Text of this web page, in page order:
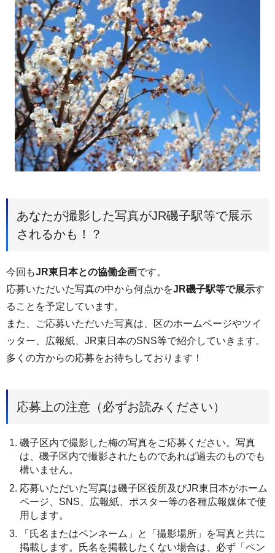
あなたが撮影した写真がJR磯子駅等で展示
されるかも！？
今回もJR東日本との協働企画です。
応募いただいた写真の中から何点かをJR磯子駅等で展示す
ることを予定しています。
また、ご応募いただいた写真は、区のホームページやツイ
ッター、広報紙、JR東日本のSNS等で紹介していきます。
多くの方からの応募をお待ちしております！
応募上の注意（必ずお読みください）
磯子区内で撮影した梅の写真をご応募ください。写真
は、磯子区内で撮影されたものであれば過去のものでも
構いません。
応募いただいた写真は磯子区役所及びJR東日本がホーム
ページ、SNS、広報紙、ポスター等の各種広報媒体で使
用します。
「氏名またはペンネーム」と「撮影場所」を写真と共に
掲載します。氏名を掲載したくない場合は、必ず「ペン